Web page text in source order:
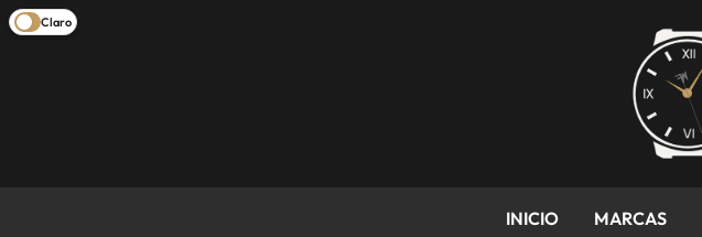
Claro
INICIO MARCAS